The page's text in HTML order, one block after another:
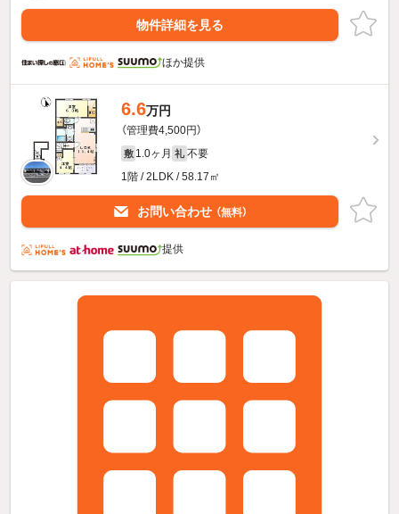
物件詳細を見る
ほか提供
6.6万円
（管理費4,500円）
敷 1.0ヶ月 礼 不要
1階 / 2LDK / 58.17㎡
お問い合わせ （無料）
提供